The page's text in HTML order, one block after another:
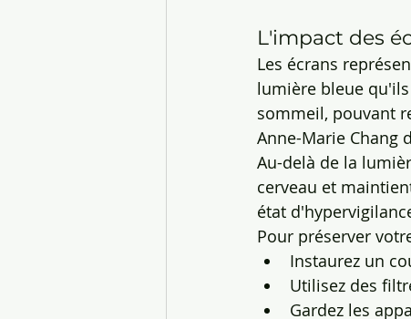
L'impact des
Les écrans
lumière bleue
sommeil, pouvant
Anne-Marie Chang
Au-delà de la
cerveau et
état
Pour préserver
Instaurez un
Utilisez des
Gardez les